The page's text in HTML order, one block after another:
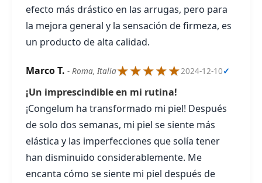
efecto más drástico en las arrugas, pero para
la mejora general y la sensación de firmeza, es
un producto de alta calidad.
Marco T. - Roma, Italia★★★★★2024-12-10✓
¡Un imprescindible en mi rutina!
¡Congelum ha transformado mi piel! Después
de solo dos semanas, mi piel se siente más
elástica y las imperfecciones que solía tener
han disminuido considerablemente. Me
encanta cómo se siente mi piel después de